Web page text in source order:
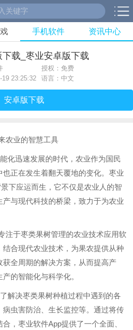
手机软件 资讯中心
载_枣业安卓版下载
授权：免费
19 23:25:32
语言：中文
安卓版下载
农业的智慧工具
化迅速发展的时代，农业作为国民
正在发生着翻天覆地的变化。枣业
下应运而生，它不仅是农业人的智
与现代科技的桥梁，致力于为农业
注于枣类果树管理的农业技术应用软
合现代农业技术，为果农提供从种
全周期的解决方案，从而提高产
的智能化与科学化。
解决枣类果树种植过程中遇到的各
虫害防治、生长监控等。通过将传
，枣业软件App提供了一个全面、